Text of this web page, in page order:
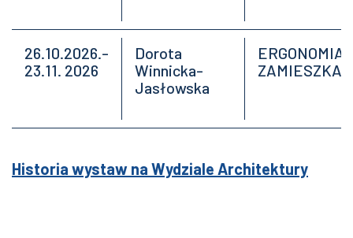
26.10.2026.-
23.11. 2026
Dorota
Winnicka-
Jasłowska
ERGONOMIA
Historia wystaw na Wydziale Architektury